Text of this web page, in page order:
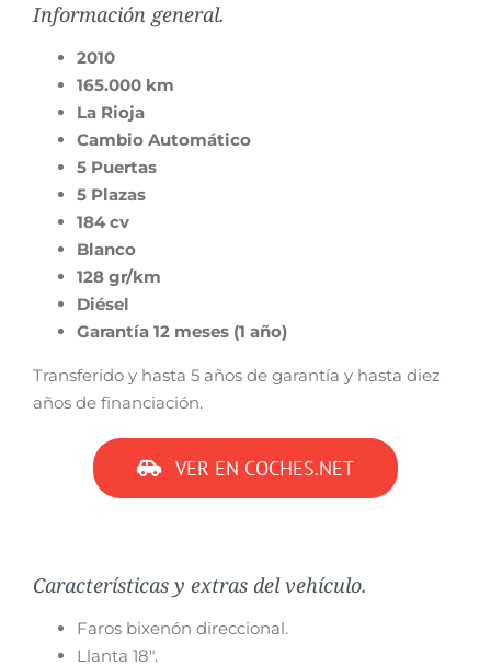
Información general.
2010
165.000 km
La Rioja
Cambio Automático
5 Puertas
5 Plazas
184 cv
Blanco
128 gr/km
Diésel
Garantía 12 meses (1 año)
Transferido y hasta 5 años de garantía y hasta diez
años de financiación.
VER EN COCHES.NET
Características y extras del vehículo.
Faros bixenón direccional.
Llanta 18″.